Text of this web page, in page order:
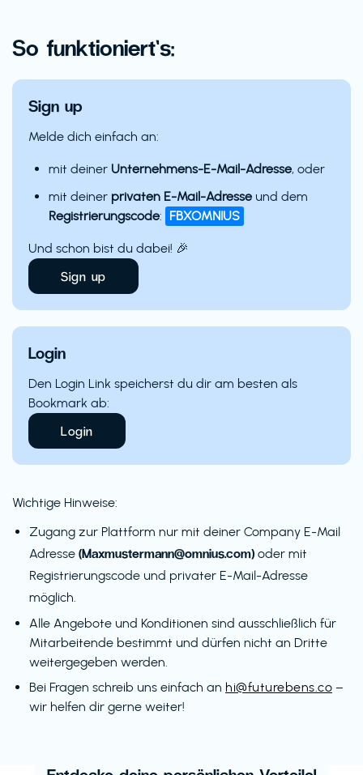
So funktioniert’s:
Sign up
Melde dich einfach an:
mit deiner Unternehmens-E-Mail-Adresse, oder
mit deiner privaten E-Mail-Adresse und dem
Registrierungscode: FBXOMNIUS
Und schon bist du dabei! 🎉
Sign up
Login
Den Login Link speicherst du dir am besten als
Bookmark ab:
Login
Wichtige Hinweise:
Zugang zur Plattform nur mit deiner Company E-Mail
Adresse (Maxmustermann@omnius.com) oder mit
Registrierungscode und privater E-Mail-Adresse
möglich.
Alle Angebote und Konditionen sind ausschließlich für
Mitarbeitende bestimmt und dürfen nicht an Dritte
weitergegeben werden.
Bei Fragen schreib uns einfach an hi@futurebens.co –
wir helfen dir gerne weiter!